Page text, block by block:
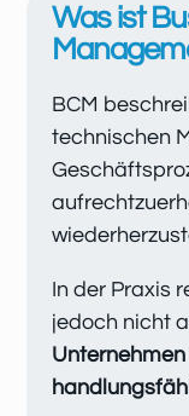
Was ist
BCM
technischen
In der Praxis
jedoch nicht